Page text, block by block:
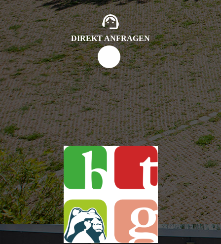
DIREKT ANFRAGEN